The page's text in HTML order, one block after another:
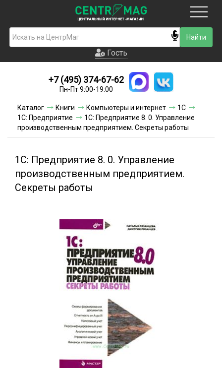
Гость
Новинки
Условия доставки
Условия оплаты
Гость
+7 (495) 374-67-62
Пн-Пт 9:00-19:00
Каталог Книги Компьютеры и интернет
1С
1С: Предприятие
1С: Предприятие 8. 0. Управление
производственным предприятием. Секреты работы
1С: Предприятие 8. 0. Управление
производственным предприятием.
Секреты работы